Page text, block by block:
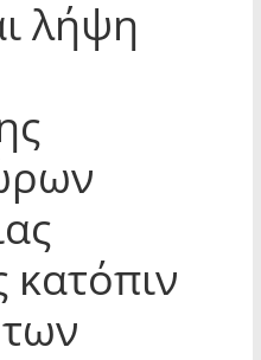
λήψη
κατόπιν